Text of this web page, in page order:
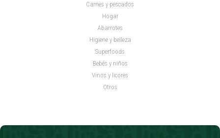
Carnes y pescados
Hogar
Abarrotes
Higiene y belleza
Superfoods
Bebés y niños
Vinos y licores
Otros